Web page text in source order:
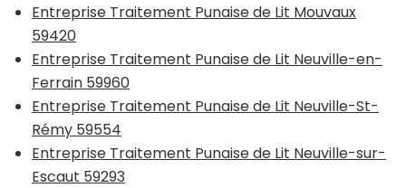
Entreprise Traitement Punaise de Lit Mouvaux
59420
Entreprise Traitement Punaise de Lit Neuville-en-
Ferrain 59960
Entreprise Traitement Punaise de Lit Neuville-St-
Rémy 59554
Entreprise Traitement Punaise de Lit Neuville-sur-
Escaut 59293